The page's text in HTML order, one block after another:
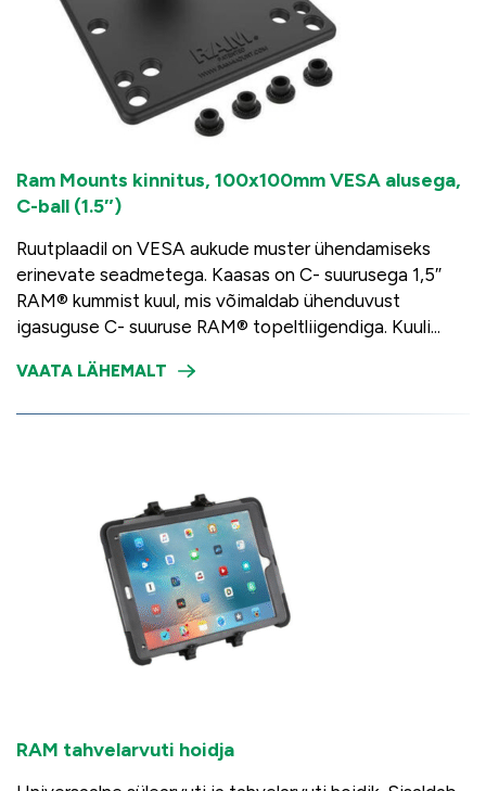
Ram Mounts kinnitus, 100x100mm VESA alusega,
C-ball (1.5″)
Ruutplaadil on VESA aukude muster ühendamiseks
erinevate seadmetega. Kaasas on C- suurusega 1,5″
RAM® kummist kuul, mis võimaldab ühenduvust
igasuguse C- suuruse RAM® topeltliigendiga. Kuuli...
VAATA LÄHEMALT
RAM tahvelarvuti hoidja